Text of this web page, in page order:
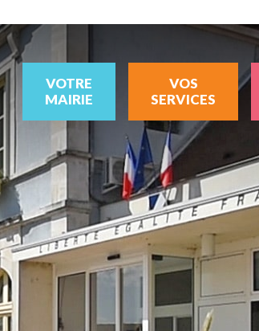
VOTRE
MAIRIE
VOS
SERVICES